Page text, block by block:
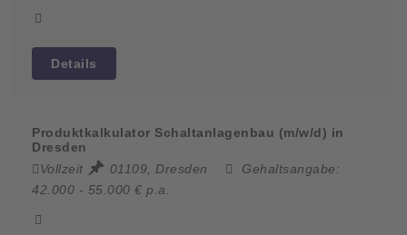
Details
Produktkalkulator Schaltanlagenbau (m/w/d) in
Dresden
Vollzeit
01109, Dresden
Gehaltsangabe:
42.000 - 55.000 € p.a.